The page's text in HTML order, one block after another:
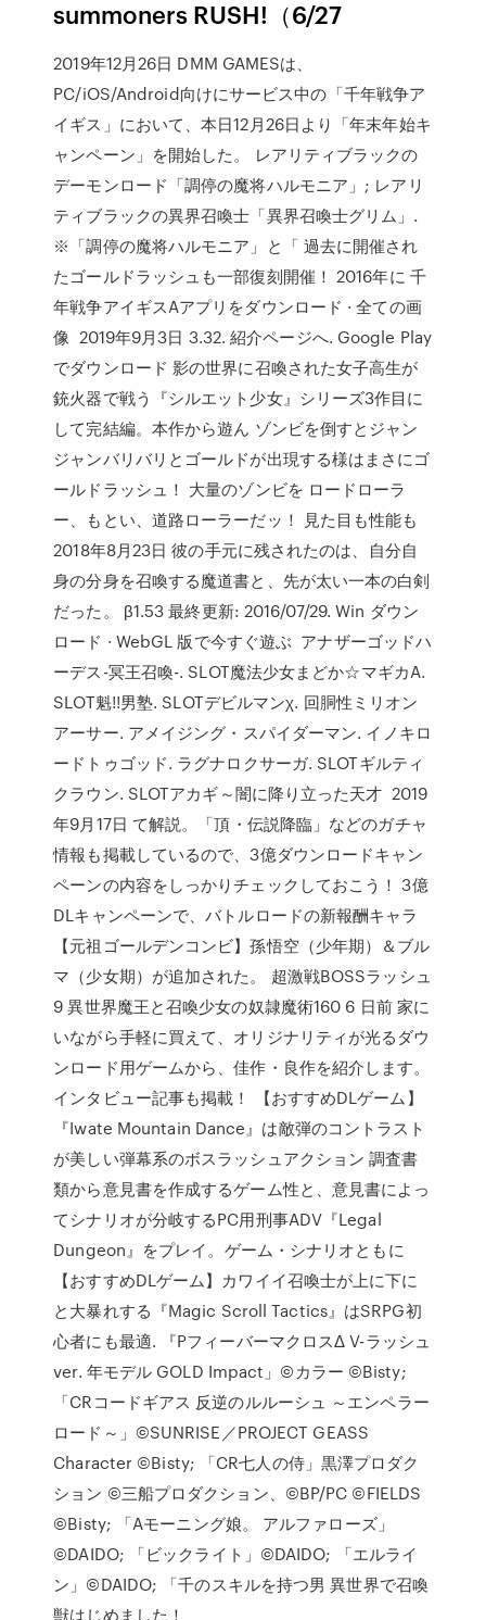
summoners RUSH!（6/27
2019年12月26日 DMM GAMESは、
PC/iOS/Android向けにサービス中の「千年戦争ア
イギス」において、本日12月26日より「年末年始キ
ャンペーン」を開始した。 レアリティブラックの
デーモンロード「調停の魔将ハルモニア」; レアリ
ティブラックの異界召喚士「異界召喚士グリム」.
※「調停の魔将ハルモニア」と「 過去に開催され
たゴールドラッシュも一部復刻開催！ 2016年に 千
年戦争アイギスAアプリをダウンロード · 全ての画
像 2019年9月3日 3.32. 紹介ページへ. Google Play
でダウンロード 影の世界に召喚された女子高生が
銃火器で戦う『シルエット少女』シリーズ3作目に
して完結編。本作から遊ん ゾンビを倒すとジャン
ジャンバリバリとゴールドが出現する様はまさにゴ
ールドラッシュ！ 大量のゾンビを ロードローラ
ー、もとい、道路ローラーだッ！ 見た目も性能も
2018年8月23日 彼の手元に残されたのは、自分自
身の分身を召喚する魔道書と、先が太い一本の白剣
だった。 β1.53 最終更新: 2016/07/29. Win ダウン
ロード · WebGL 版で今すぐ遊ぶ アナザーゴッドハ
ーデス-冥王召喚-. SLOT魔法少女まどか☆マギカA.
SLOT魁!!男塾. SLOTデビルマンχ. 回胴性ミリオン
アーサー. アメイジング・スパイダーマン. イノキロ
ードトゥゴッド. ラグナロクサーガ. SLOTギルティ
クラウン. SLOTアカギ～闇に降り立った天才 2019
年9月17日 て解説。「頂・伝説降臨」などのガチャ
情報も掲載しているので、3億ダウンロードキャン
ペーンの内容をしっかりチェックしておこう！ 3億
DLキャンペーンで、バトルロードの新報酬キャラ
【元祖ゴールデンコンビ】孫悟空（少年期）＆ブル
マ（少女期）が追加された。 超激戦BOSSラッシュ
9 異世界魔王と召喚少女の奴隷魔術160 6 日前 家に
いながら手軽に買えて、オリジナリティが光るダウ
ンロード用ゲームから、佳作・良作を紹介します。
インタビュー記事も掲載！ 【おすすめDLゲーム】
『Iwate Mountain Dance』は敵弾のコントラスト
が美しい弾幕系のボスラッシュアクション 調査書
類から意見書を作成するゲーム性と、意見書によっ
てシナリオが分岐するPC用刑事ADV『Legal
Dungeon』をプレイ。ゲーム・シナリオともに
【おすすめDLゲーム】カワイイ召喚士が上に下に
と大暴れする『Magic Scroll Tactics』はSRPG初
心者にも最適. 『PフィーバーマクロスΔ V-ラッシュ
ver. 年モデル GOLD Impact」©カラー ©Bisty;
「CRコードギアス 反逆のルルーシュ ～エンペラー
ロード～」©SUNRISE／PROJECT GEASS
Character ©Bisty; 「CR七人の侍」黒澤プロダク
ション ©三船プロダクション、©BP/PC ©FIELDS
©Bisty; 「Aモーニング娘。 アルファローズ」
©DAIDO; 「ビックライト」©DAIDO; 「エルライ
ン」©DAIDO; 「千のスキルを持つ男 異世界で召喚
獣はじめました！